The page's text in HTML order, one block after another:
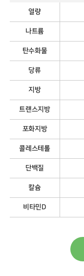
열량
나트륨
탄수화물
당류
지방
트랜스지방
포화지방
콜레스테롤
단백질
칼슘
비타민D